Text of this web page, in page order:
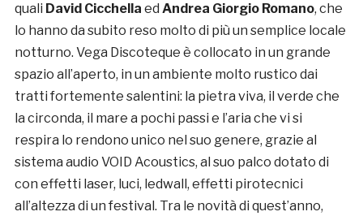
quali David Cicchella ed Andrea Giorgio Romano, che
lo hanno da subito reso molto di più un semplice locale
notturno. Vega Discoteque è collocato in un grande
spazio all’aperto, in un ambiente molto rustico dai
tratti fortemente salentini: la pietra viva, il verde che
la circonda, il mare a pochi passi e l’aria che vi si
respira lo rendono unico nel suo genere, grazie al
sistema audio VOID Acoustics, al suo palco dotato di
con effetti laser, luci, ledwall, effetti pirotecnici
all’altezza di un festival. Tra le novità di quest’anno,